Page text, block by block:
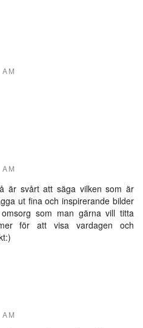
är svårt att säga vilken som är
ut fina och inspirerande bilder
som man gärna vill titta
för att visa vardagen och